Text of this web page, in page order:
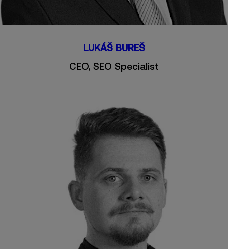
LUKÁŠ BUREŠ
CEO, SEO Specialist